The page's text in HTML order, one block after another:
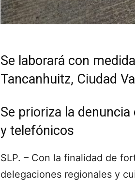
Se laborará con
Tancanhuitz, Ciudad
Se prioriza la
y telefónicos
SLP. – Con la finalidad de
delegaciones regionales y